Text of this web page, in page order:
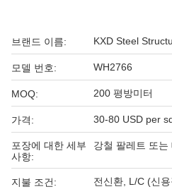
브랜드 이름: KXD Steel
모델 번호: WH2766
MOQ: 200 평방미터
가격: 30-80 USD per
포장에 대한 세부
사항:
강철 팔레트 또는
지불 조건: 전신환, L/C (신